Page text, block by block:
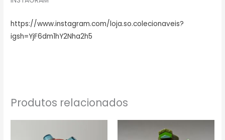
https://www.instagram.com/loja.so.colecionaveis?
igsh=YjF6dm1hY2Nha2h5
Produtos relacionados